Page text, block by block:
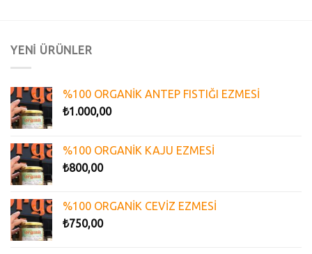
YENİ ÜRÜNLER
%100 ORGANİK ANTEP FISTIĞI EZMESİ
₺1.000,00
%100 ORGANİK KAJU EZMESİ
₺800,00
%100 ORGANİK CEVİZ EZMESİ
₺750,00